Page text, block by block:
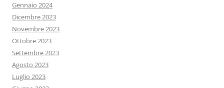
Gennaio 2024
Dicembre 2023
Novembre 2023
Ottobre 2023
Settembre 2023
Agosto 2023
Luglio 2023